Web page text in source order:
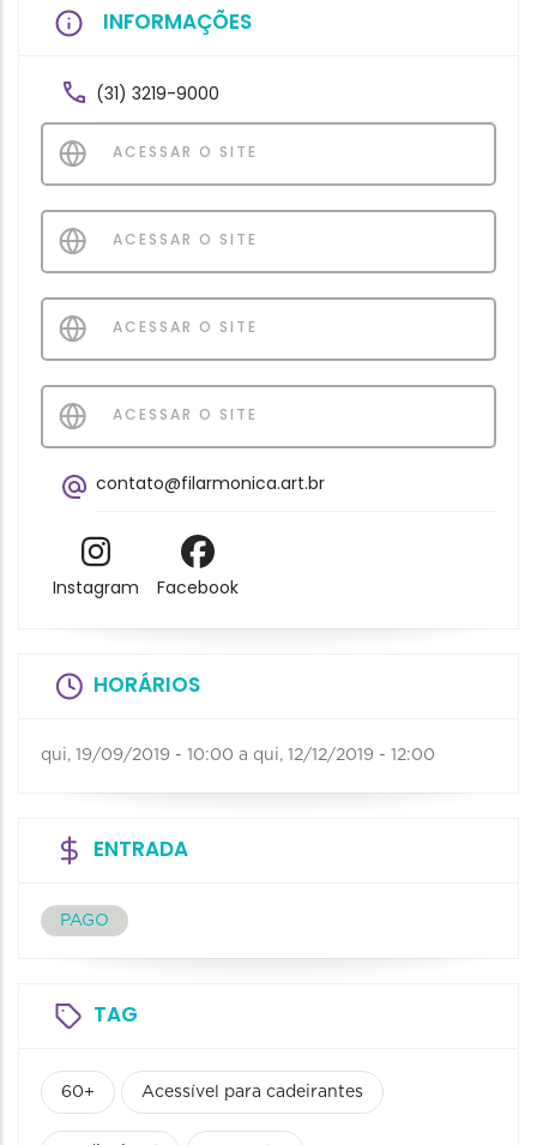
INFORMAÇÕES
(31) 3219-9000
ACESSAR O SITE
ACESSAR O SITE
ACESSAR O SITE
ACESSAR O SITE
contato@filarmonica.art.br
Instagram Facebook
HORÁRIOS
qui, 19/09/2019 - 10:00 a qui, 12/12/2019 - 12:00
ENTRADA
PAGO
TAG
60+ Acessível para cadeirantes